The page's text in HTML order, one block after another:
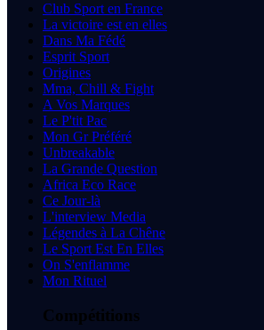
Club Sport en France
La victoire est en elles
Dans Ma Fédé
Esprit Sport
Origines
Mma, Chill & Fight
A Vos Marques
Le P'tit Pac
Mon Gr Préféré
Unbreakable
La Grande Question
Africa Eco Race
Ce Jour-là
L'interview Media
Légendes à La Chêne
Le Sport Est En Elles
On S'enflamme
Mon Rituel
Compétitions